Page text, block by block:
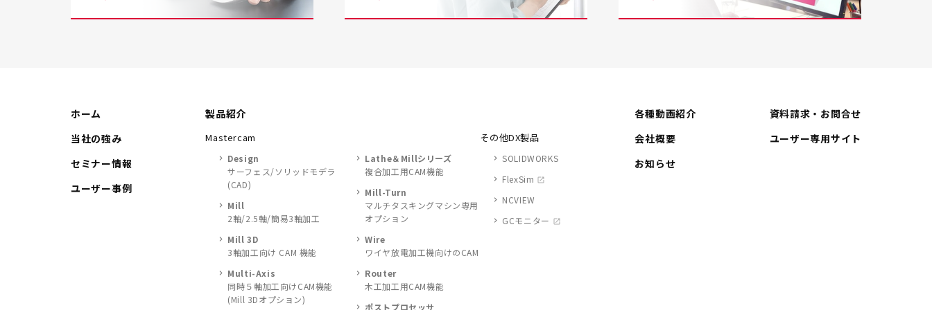
ホーム
当社の強み
セミナー情報
ユーザー事例
製品紹介
Mastercam
Design
サーフェス/ソリッドモデラ
(CAD)
Mill
2軸/2.5軸/簡易3軸加工
Mill 3D
3軸加工向け CAM 機能
Multi-Axis
同時５軸加工向けCAM機能
(Mill 3Dオプション)
Lathe＆Millシリーズ
複合加工用CAM機能
Mill-Turn
マルチタスキングマシン専用
オプション
Wire
ワイヤ放電加工機向けのCAM
Router
木工加工用CAM機能
ポストプロセッサ
その他DX製品
SOLIDWORKS
FlexSim
NCVIEW
GCモニター
各種動画紹介
会社概要
お知らせ
資料請求・お問合せ
ユーザー専用サイト